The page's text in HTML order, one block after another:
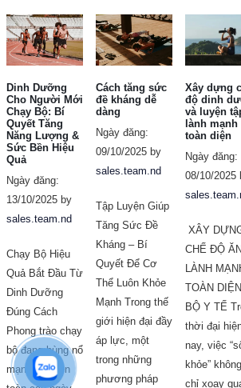
Dinh Dưỡng
Cho Người Mới
Chạy Bộ: Bí
Quyết Tăng
Năng Lượng &
Sức Bền Hiệu
Quả
Ngày đăng:
13/10/2025 by
sales.team.nd
Chạy Bộ Hiệu
Quả Bắt Đầu Từ
Dinh Dưỡng
Đúng Cách
Phong trào chạy
bộ đang bùng nổ
mạnh mẽ trên
Cách tăng sức
đề kháng dễ
dàng
Ngày đăng:
09/10/2025 by
sales.team.nd
Tập Luyện Giúp
Tăng Sức Đề
Kháng – Bí
Quyết Để Cơ
Thể Luôn Khỏe
Mạnh Trong thế
giới hiện đại đầy
áp lực, một
trong những
phương pháp
Xây dựng
độ dinh
và luyện
lành mạnh
toàn diện
Ngày đăng:
08/10/2025
XÂY
CHẾ ĐỘ
LÀNH
TOÀN
BỘ Y TẾ
thời đại
nay, việc
khỏe”
chỉ xoay